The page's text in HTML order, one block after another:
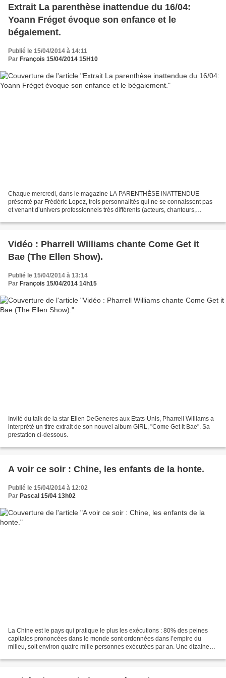
Extrait La parenthèse inattendue du 16/04:
Yoann Fréget évoque son enfance et le
bégaiement.
Publié le 15/04/2014 à 14:11
Par François 15/04/2014 15H10
Chaque mercredi, dans le magazine LA PARENTHÈSE INATTENDUE
présenté par Frédéric Lopez, trois personnalités qui ne se connaissent pas
et venant d’univers professionnels très différents (acteurs, chanteurs,
Vidéo : Pharrell Williams chante Come Get it
Bae (The Ellen Show).
Publié le 15/04/2014 à 13:14
Par François 15/04/2014 14h15
Invité du talk de la star Ellen DeGeneres aux Etats-Unis, Pharrell Williams a
interprété un titre extrait de son nouvel album GIRL, "Come Get it Bae". Sa
prestation ci-dessous.
A voir ce soir : Chine, les enfants de la honte.
Publié le 15/04/2014 à 12:02
Par Pascal 15/04 13h02
La Chine est le pays qui pratique le plus les exécutions : 80% des peines
capitales prononcées dans le monde sont ordonnées dans l’empire du
milieu, soit environ quatre mille personnes exécutées par an. Une dizaine